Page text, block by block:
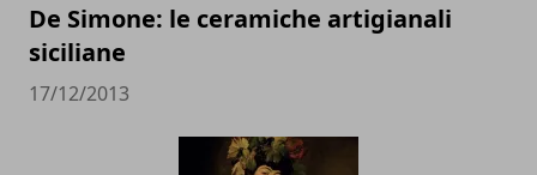
De Simone: le ceramiche artigianali
siciliane
17/12/2013